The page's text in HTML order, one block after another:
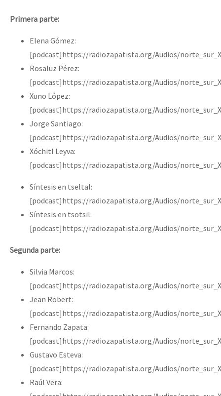
Primera parte:
Elena Gómez:
[podcast]https://radiozapatista.org/Audios/
Rosaluz Pérez:
[podcast]https://radiozapatista.org/Audios/
Xuno López:
[podcast]https://radiozapatista.org/Audios/
Jorge Santiago:
[podcast]https://radiozapatista.org/Audios/
Xóchitl Leyva:
[podcast]https://radiozapatista.org/Audios/
Síntesis en tseltal:
[podcast]https://radiozapatista.org/Audios/
Síntesis en tsotsil:
[podcast]https://radiozapatista.org/Audios/
Segunda parte:
Silvia Marcos:
[podcast]https://radiozapatista.org/Audios/
Jean Robert:
[podcast]https://radiozapatista.org/Audios/
Fernando Zapata:
[podcast]https://radiozapatista.org/Audios/
Gustavo Esteva:
[podcast]https://radiozapatista.org/Audios/
Raúl Vera: